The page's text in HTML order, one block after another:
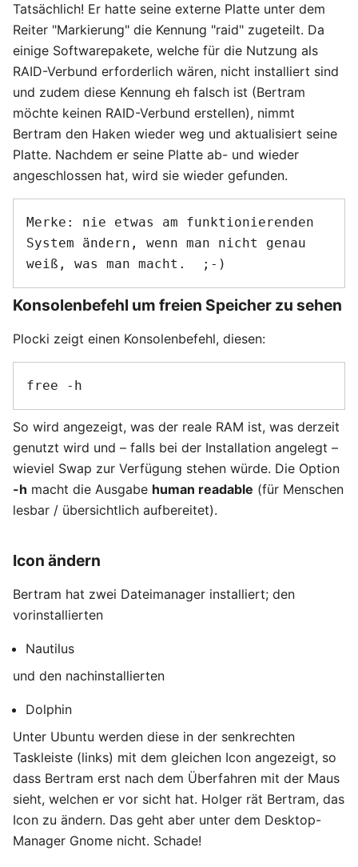
Tatsächlich! Er hatte seine externe Platte unter dem
Reiter "Markierung" die Kennung "raid" zugeteilt. Da
einige Softwarepakete, welche für die Nutzung als
RAID-Verbund erforderlich wären, nicht installiert sind
und zudem diese Kennung eh falsch ist (Bertram
möchte keinen RAID-Verbund erstellen), nimmt
Bertram den Haken wieder weg und aktualisiert seine
Platte. Nachdem er seine Platte ab- und wieder
angeschlossen hat, wird sie wieder gefunden.
Merke: nie etwas am funktionierenden
System ändern, wenn man nicht genau
Konsolenbefehl um freien Speicher zu sehen
Plocki zeigt einen Konsolenbefehl, diesen:
So wird angezeigt, was der reale RAM ist, was derzeit
genutzt wird und – falls bei der Installation angelegt –
wieviel Swap zur Verfügung stehen würde. Die Option
-h macht die Ausgabe human readable (für Menschen
lesbar / übersichtlich aufbereitet).
Icon ändern
Bertram hat zwei Dateimanager installiert; den
vorinstallierten
Nautilus
und den nachinstallierten
Dolphin
Unter Ubuntu werden diese in der senkrechten
Taskleiste (links) mit dem gleichen Icon angezeigt, so
dass Bertram erst nach dem Überfahren mit der Maus
sieht, welchen er vor sicht hat. Holger rät Bertram, das
Icon zu ändern. Das geht aber unter dem Desktop-
Manager Gnome nicht. Schade!